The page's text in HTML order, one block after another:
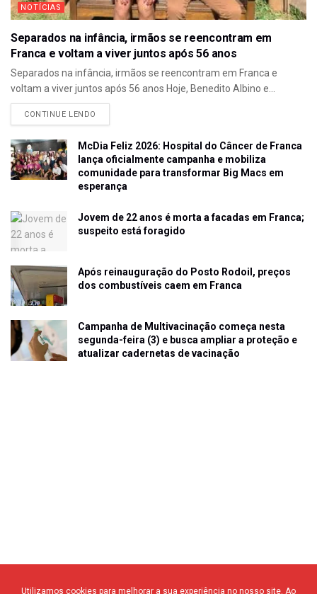
NOTÍCIAS
Separados na infância, irmãos se reencontram em
Franca e voltam a viver juntos após 56 anos
Separados na infância, irmãos se reencontram em Franca e
voltam a viver juntos após 56 anos Hoje, Benedito Albino e...
CONTINUE LENDO
McDia Feliz 2026: Hospital do Câncer de Franca
lança oficialmente campanha e mobiliza
comunidade para transformar Big Macs em
esperança
Jovem de 22 anos é morta a facadas em Franca;
suspeito está foragido
Após reinauguração do Posto Rodoil, preços
dos combustíveis caem em Franca
Campanha de Multivacinação começa nesta
segunda-feira (3) e busca ampliar a proteção e
atualizar cadernetas de vacinação